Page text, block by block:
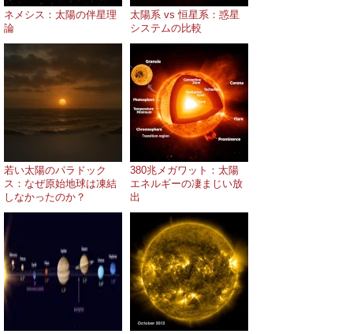
ネメシス：太陽の伴星理
論
太陽系 vs 恒星系：惑星
システムの比較
若い太陽のパラドック
ス：なぜ原始地球は凍結
しなかったのか？
380兆メガワット：太陽
エネルギーの凄まじい放
出